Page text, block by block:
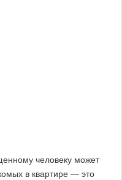
человеку может
в квартире — это